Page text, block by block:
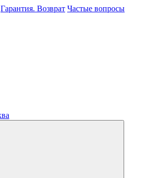
Гарантия. Возврат Частые вопросы